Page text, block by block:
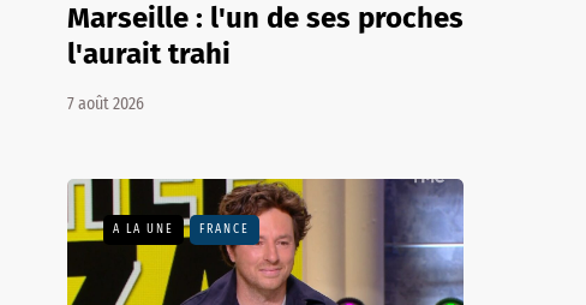
Marseille : l'un de ses proches
l'aurait trahi
7 août 2026
A LA UNE FRANCE